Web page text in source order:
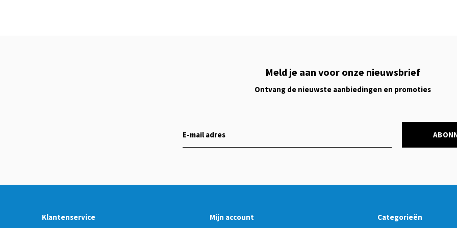
Meld je aan voor onze nieuwsbrief
Ontvang de nieuwste aanbiedingen en promoties
Klantenservice Mijn account Categorieën